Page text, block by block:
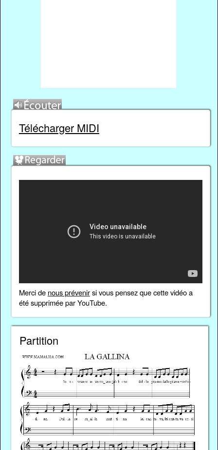
Télécharger MIDI
Merci de nous prévenirsi vous pensez que cette vidéo a
été supprimée par YouTube.
Partition